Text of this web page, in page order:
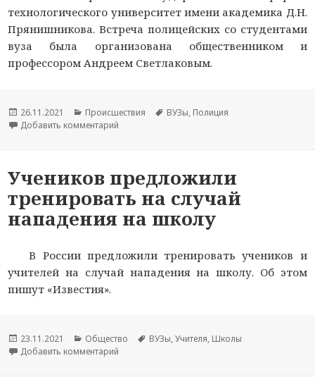
технологического университет имени академика Д.Н.
Прянишникова. Встреча полицейских со студентами
вуза была организована общественником и
профессором Андреем Светлаковым.
Опубликовано
26.11.2021 Рубрики
Происшествия Метки
ВУЗы, Полиция
Добавить комментарий
Учеников предложили
тренировать на случай
нападения на школу
В России предложили тренировать учеников и
учителей на случай нападения на школу. Об этом
пишут «Известия».
Опубликовано
23.11.2021 Рубрики
Общество Метки
ВУЗы,Учителя, Школы
Добавить комментарий